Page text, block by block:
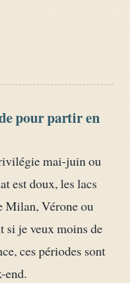
pour partir en
mai-juin ou
est doux, les lacs
Milan, Vérone ou
si je veux moins de
ces périodes sont
end.